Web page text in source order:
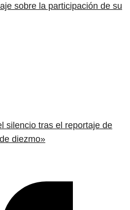
sobre la participación de su
silencio tras el reportaje de
diezmo»